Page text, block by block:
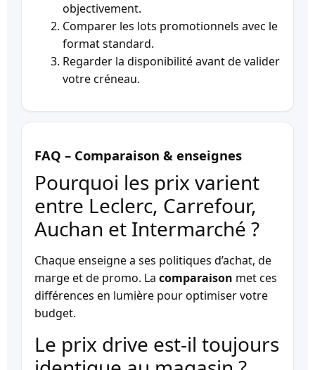
objectivement.
Comparer les lots promotionnels avec le
format standard.
Regarder la disponibilité avant de valider
votre créneau.
FAQ – Comparaison & enseignes
Pourquoi les prix varient
entre Leclerc, Carrefour,
Auchan et Intermarché ?
Chaque enseigne a ses politiques d’achat, de
marge et de promo. La comparaison met ces
différences en lumière pour optimiser votre
budget.
Le prix drive est-il toujours